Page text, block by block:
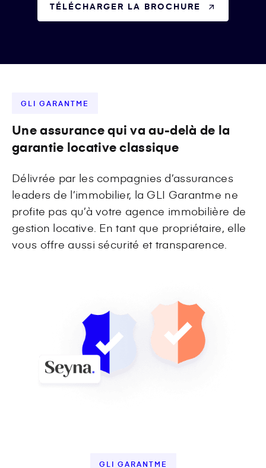
TÉLÉCHARGER LA BROCHURE
GLI GARANTME
Une assurance qui va au-delà de la
garantie locative classique
Délivrée par les compagnies d’assurances
leaders de l’immobilier, la GLI Garantme ne
profite pas qu’à votre agence immobilière de
gestion locative. En tant que propriétaire, elle
vous offre aussi sécurité et transparence.
GLI GARANTME